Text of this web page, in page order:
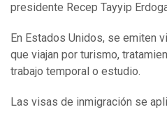
presidente Recep Tayyip
En Estados Unidos, se emiten
que viajan por turismo,
trabajo temporal o estudio.
Las visas de inmigración se